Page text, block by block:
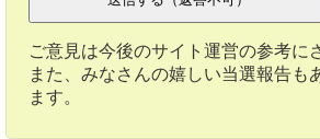
ご意見は今後のサイト運営の参考に
また、みなさんの嬉しい当選報告も
ます。